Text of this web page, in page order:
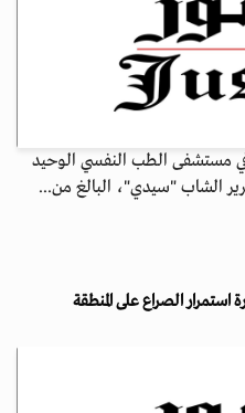
غرفة صغيرة تحمل الرقم 13 في مستشفى الطب النفسي الوحيد
الشاب "سيدي"، البالغ من...
الصراع على المنطقة